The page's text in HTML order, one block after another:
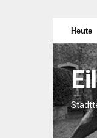
Inhalt
springen
Heute